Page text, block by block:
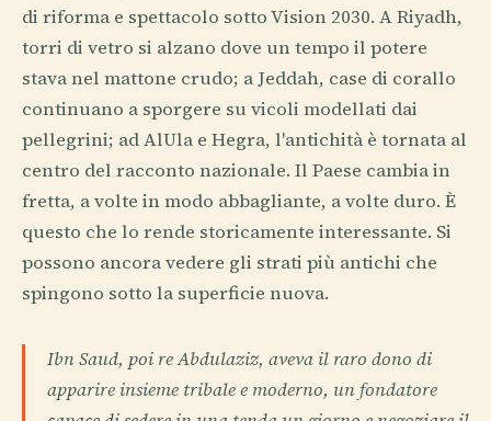
di riforma e spettacolo sotto Vision 2030. A Riyadh,
torri di vetro si alzano dove un tempo il potere
stava nel mattone crudo; a Jeddah, case di corallo
continuano a sporgere su vicoli modellati dai
pellegrini; ad AlUla e Hegra, l'antichità è tornata al
centro del racconto nazionale. Il Paese cambia in
fretta, a volte in modo abbagliante, a volte duro. È
questo che lo rende storicamente interessante. Si
possono ancora vedere gli strati più antichi che
spingono sotto la superficie nuova.
Ibn Saud, poi re Abdulaziz, aveva il raro dono di
apparire insieme tribale e moderno, un fondatore